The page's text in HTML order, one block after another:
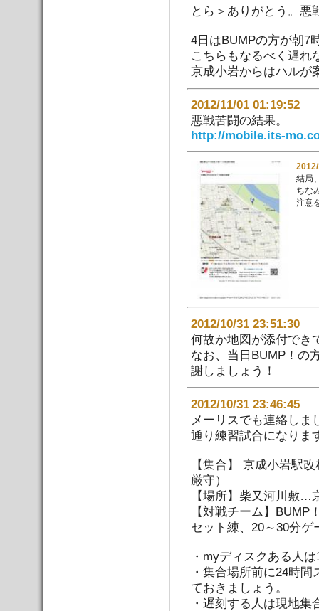
とら＞ありがとう。悪
4日はBUMPの方が朝7
こちらもなるべく遅れ
京成小岩からはハルが
2012/11/01
悪戦苦闘の結果。
http://mobile.its-
結局
ちな
注意
2012/10/31
何故か地図が添付でき
なお、当日BUMP！の
謝しましょう！
2012/10/31
メーリスでも連絡しま
通り練習試合になりま
【集合】 京成小岩駅
厳守）
【場所】柴又河川敷…
【対戦チーム】BUMP
セット練、20～30分ゲ
・myディスクある人
・集合場所前に24時
ておきましょう。
・遅刻する人は現地集